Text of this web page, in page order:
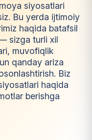
siyosatlari
Bu yerda ijtimoiy
haqida batafsil
sizga turli xil
muvofiqlik
qanday ariza
Biz
haqida
berishga